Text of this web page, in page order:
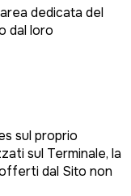
dedicata del
dal loro
sul proprio
sul Terminale, la
dal Sito non